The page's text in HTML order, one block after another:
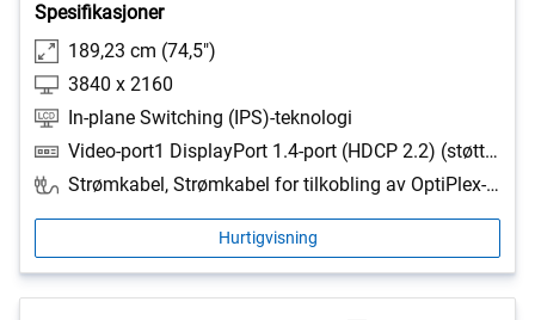
Spesifikasjoner
189,23 cm (74,5")
3840 x 2160
In-plane Switching (IPS)-teknologi
Video-port1 DisplayPort 1.4-port (HDCP 2.2) (støtter opptil 4K 3840 x 2160, 60 Hz, DSC), 1 DisplayPort 1.4 ut-port (HDCP 2.2) (støtter opptil 4K 3840 x 2160, 60 Hz, MST), 2 HDMI 2.0-porter (HDCP 2.2) (støtter opptil 4K 3840 x 2160, 60 Hz), 1 analog 2.0 lydutgang (3, 5 mm-kontakt), 1 RJ45 Ethernet-port, 1 GbE for ekstern administrasjon, 1 RS232-port, USB-port1 USB-C 5 Gbps oppstrømsporter (DisplayPort 1.4 Alt-modus, strømforsyning opptil 90 W), 1 USB-C 5 Gbps nedstrømsporter (strømforsyning opptil 15 W), 3 USB 5 Gbps Type-A nedstrømsport, 3 USB-B 5 Gbps oppstrømsporter
Strømkabel, Strømkabel for tilkobling av OptiPlex-systemet til skjermen, 1 x DisplayPort-DisplayPort 1.4-kabel - 3.0 m, 1 x HDMI-kabel - 3, 0 m, 1 x USB A til B oppstrømskabel 3, 0 m, 1 x USB Type C til Type C oppstrømskabel 1, 8 m
Hurtigvisning